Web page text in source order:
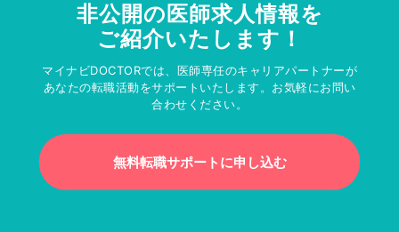
非公開の医師求人情報を
ご紹介いたします！
マイナビDOCTORでは、医師専任のキャリアパートナーが
あなたの転職活動をサポートいたします。お気軽にお問い
合わせください。
無料転職サポートに申し込む